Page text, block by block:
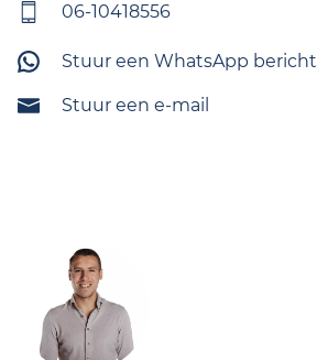
06-10418556
Stuur een WhatsApp bericht
Stuur een e-mail